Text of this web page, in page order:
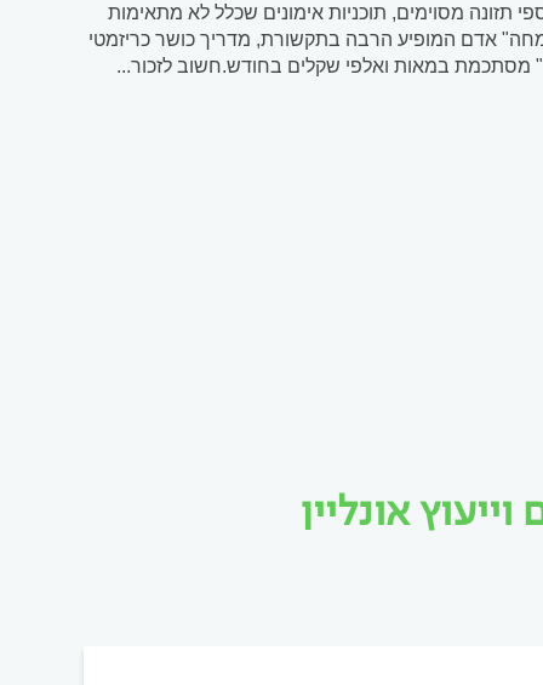
תזונה מסוימים, תוכניות אימונים שכלל לא מתאימות
אדם המופיע הרבה בתקשורת, מדריך כושר כריזמטי
מסתכמת במאות ואלפי שקלים בחודש.חשוב לזכור...
אונליין